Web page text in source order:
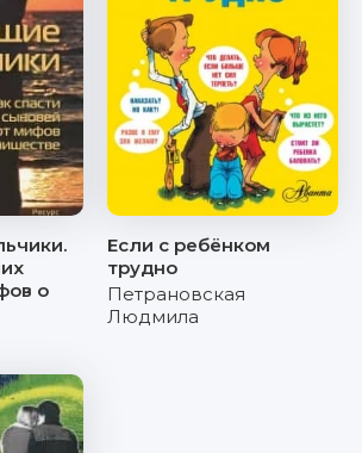
о
Если с ребёнком
трудно
Петрановская
Людмила